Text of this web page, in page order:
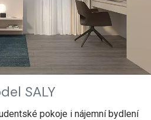
SALY
pokoje i nájemní bydlení